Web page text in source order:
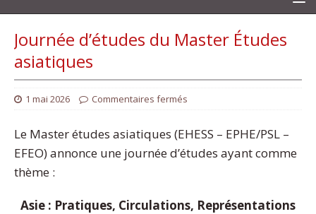
Journée d’études du Master Études
asiatiques
1 mai 2026 Commentaires fermés
Le Master études asiatiques (EHESS – EPHE/PSL –
EFEO) annonce une journée d’études ayant comme
thème :
Asie : Pratiques, Circulations, Représentations